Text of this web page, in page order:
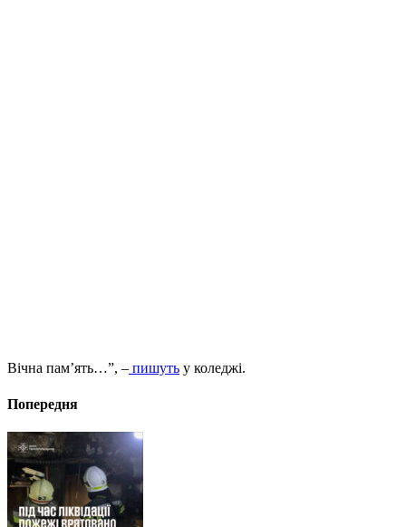
Вічна пам’ять…”, – пишуть у коледжі.
Попередня